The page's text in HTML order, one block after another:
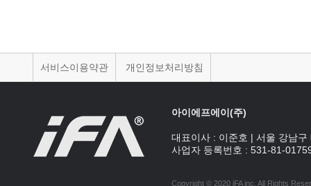
서비스이용약관 개인정보처리방침
아이에프에이(주)
대표이사 : 이준호 | 서울 강남구
사업자 등록번호 : 531-81-
Copyright © 2020 iFA inc . All Rights